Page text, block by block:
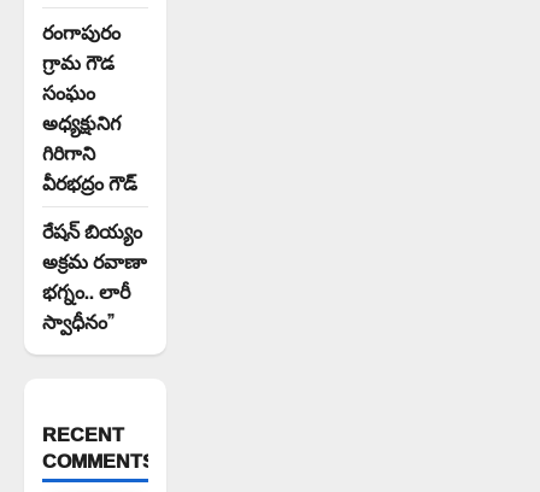
రంగాపురం
గ్రామ గౌడ
సంఘం
అధ్యక్షునిగ
గిరిగాని
వీరభద్రం గౌడ్
రేషన్ బియ్యం
అక్రమ రవాణా
భగ్నం.. లారీ
స్వాధీనం”
RECENT
COMMENTS